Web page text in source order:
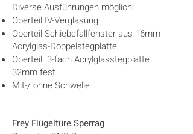
Diverse Ausführungen möglich:
Oberteil IV-Verglasung
Oberteil Schiebefallfenster aus 16mm
Acrylglas-Doppelstegplatte
Oberteil 3-fach Acrylglasstegplatte
32mm fest
Mit-/ ohne Schwelle
Frey Flügeltüre Sperrag